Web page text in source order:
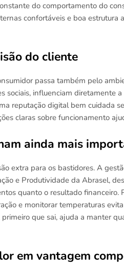
do comportamento do
confortáveis e boa estrutura
do cliente
passa também pelo
sociais, influenciam diretamente
reputação digital bem cuidada
claras sobre funcionamento
ainda mais
extra para os bastidores. A
e Produtividade da Abrasel,
quanto o resultado financeiro.
e monitorar temperaturas
que sai, ajuda a manter
em vantagem